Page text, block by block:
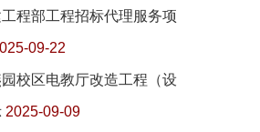
程部工程招标代理服务项
09-22
校区电教厅改造工程（设
2025-09-09